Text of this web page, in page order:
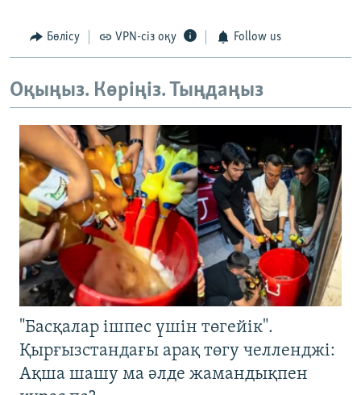
Бөлісу VPN-сіз оқу Follow us
Оқыңыз. Көріңіз. Тыңдаңыз
"Басқалар ішпес үшін төгейік".
Қырғызстандағы арақ төгу челленджі:
Ақша шашу ма әлде жамандықпен